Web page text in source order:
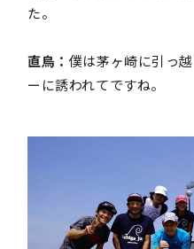
た。
直鳥： 僕は茅ヶ崎に引っ
ーに誘われてですね。